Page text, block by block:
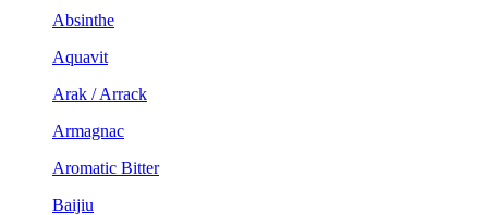
Absinthe
Aquavit
Arak / Arrack
Armagnac
Aromatic Bitter
Baijiu